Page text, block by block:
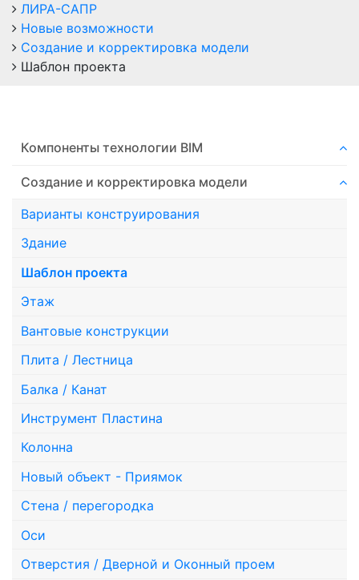
ЛИРА-САПР
Новые возможности
Создание и корректировка модели
Шаблон проекта
Компоненты технологии ВIM
Создание и корректировка модели
Варианты конструирования
Здание
Шаблон проекта
Этаж
Вантовые конструкции
Плита / Лестница
Балка / Канат
Инструмент Пластина
Колонна
Новый объект - Приямок
Стена / перегородка
Оси
Отверстия / Дверной и Оконный проем